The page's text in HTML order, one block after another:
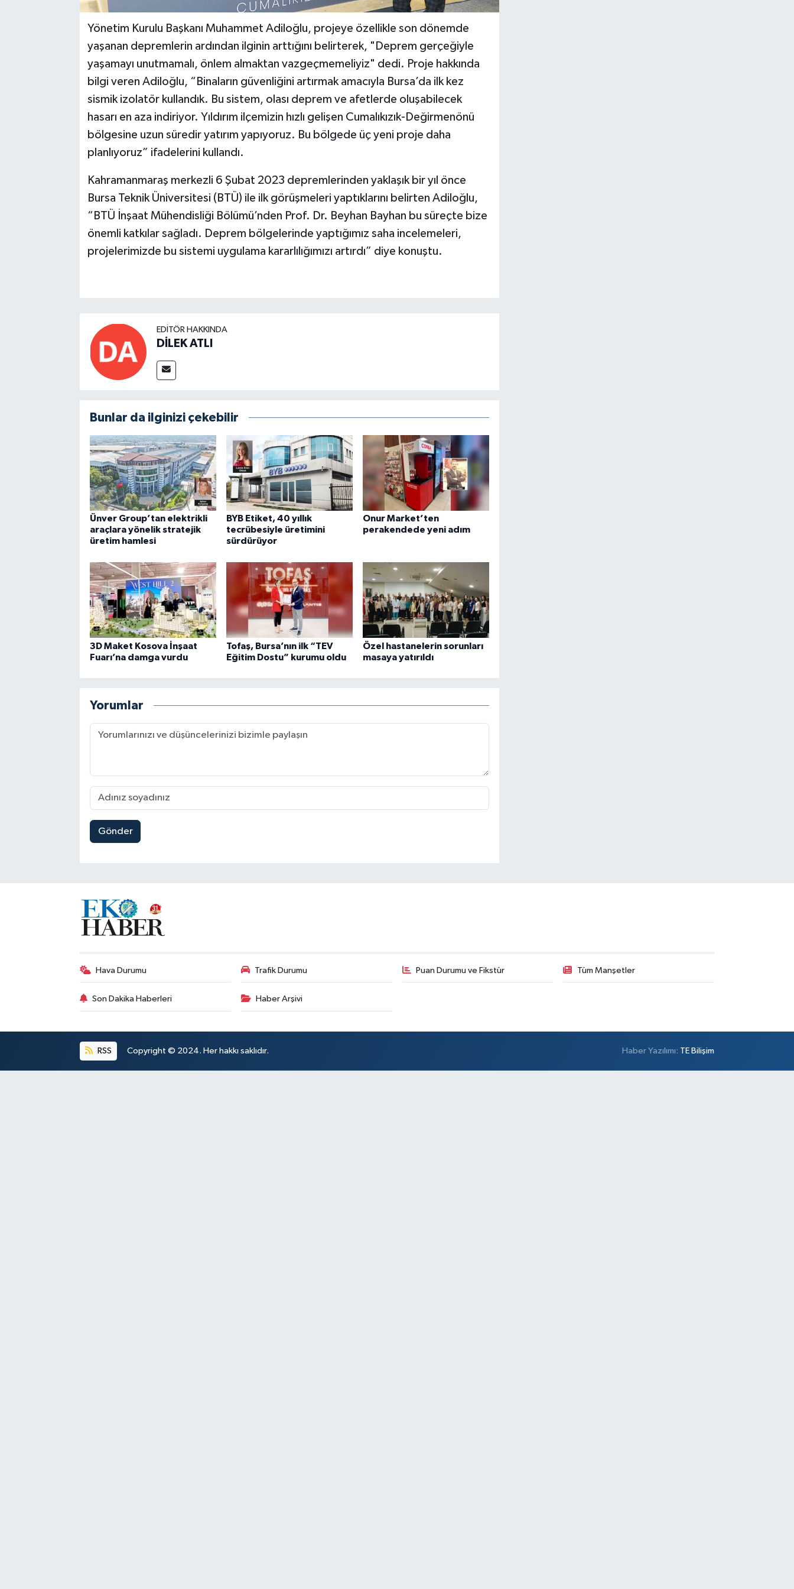
Yönetim Kurulu Başkanı Muhammet Adiloğlu, projeye özellikle son dönemde
yaşanan depremlerin ardından ilginin arttığını belirterek, "Deprem gerçeğiyle
yaşamayı unutmamalı, önlem almaktan vazgeçmemeliyiz" dedi. Proje hakkında
bilgi veren Adiloğlu, “Binaların güvenliğini artırmak amacıyla Bursa’da ilk kez
sismik izolatör kullandık. Bu sistem, olası deprem ve afetlerde oluşabilecek
hasarı en aza indiriyor. Yıldırım ilçemizin hızlı gelişen Cumalıkızık-Değirmenönü
bölgesine uzun süredir yatırım yapıyoruz. Bu bölgede üç yeni proje daha
planlıyoruz” ifadelerini kullandı.
Kahramanmaraş merkezli 6 Şubat 2023 depremlerinden yaklaşık bir yıl önce
Bursa Teknik Üniversitesi (BTÜ) ile ilk görüşmeleri yaptıklarını belirten Adiloğlu,
“BTÜ İnşaat Mühendisliği Bölümü’nden Prof. Dr. Beyhan Bayhan bu süreçte bize
önemli katkılar sağladı. Deprem bölgelerinde yaptığımız saha incelemeleri,
projelerimizde bu sistemi uygulama kararlılığımızı artırdı” diye konuştu.
EDITÖR HAKKINDA
DİLEK ATLI
Bunlar da ilginizi çekebilir
Ünver Group’tan elektrikli
araçlara yönelik stratejik
üretim hamlesi
BYB Etiket, 40 yıllık
tecrübesiyle üretimini
sürdürüyor
Onur Market’ten
perakendede yeni adım
3D Maket Kosova İnşaat
Fuarı’na damga vurdu
Tofaş, Bursa’nın ilk “TEV
Eğitim Dostu” kurumu oldu
Özel hastanelerin sorunları
masaya yatırıldı
Yorumlar
Gönder
Hava Durumu Trafik Durumu Puan Durumu ve Fikstür Tüm Manşetler
Son Dakika Haberleri Haber Arşivi
RSS Copyright © 2024. Her hakkı saklıdır. Haber Yazılımı: TE Bilişim